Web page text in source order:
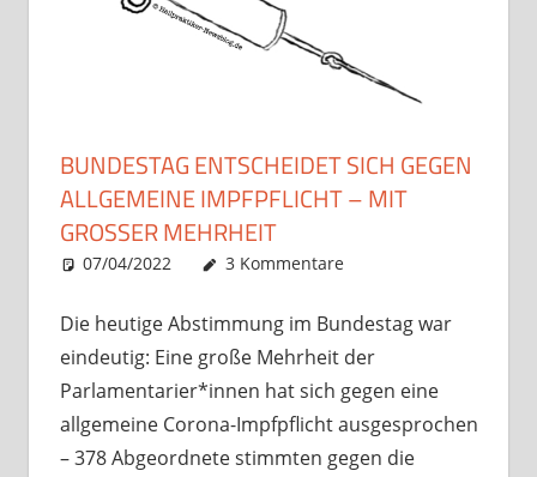
BUNDESTAG ENTSCHEIDET SICH GEGEN
ALLGEMEINE IMPFPFLICHT – MIT
GROSSER MEHRHEIT
07/04/2022 Christian J. Becker
Allgemein
3 Kommentare
Die heutige Abstimmung im Bundestag war
eindeutig: Eine große Mehrheit der
Parlamentarier*innen hat sich gegen eine
allgemeine Corona-Impfpflicht ausgesprochen
– 378 Abgeordnete stimmten gegen die